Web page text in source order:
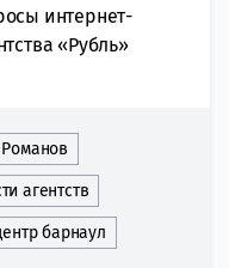
интернет-
«Рубль»
агентств
барнаул